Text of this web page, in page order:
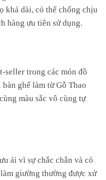
khá dài, có thể chống chịu
hàng ưu tiên sử dụng.
seller trong các món đồ
ghế làm từ Gỗ Thao
màu sắc vô cùng tự
ái vì sự chắc chắn và có
giường thường được xử